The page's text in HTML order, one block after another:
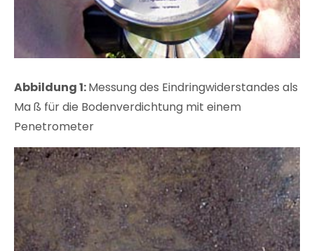
Abbildung 1:Messung des Eindringwiderstandes als
Ma ß für die Bodenverdichtung mit einem
Penetrometer